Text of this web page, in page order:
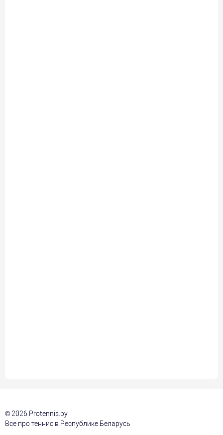
© 2026 Protennis.by
Все про теннис в Республике Беларусь